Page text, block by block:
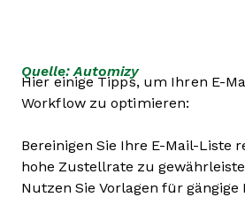
Quelle: Automizy
Hier einige Tipps, um Ihren E-
Workflow zu optimieren:
Bereinigen Sie Ihre E-Mail-Liste
hohe Zustellrate zu
Nutzen Sie Vorlagen für gängige